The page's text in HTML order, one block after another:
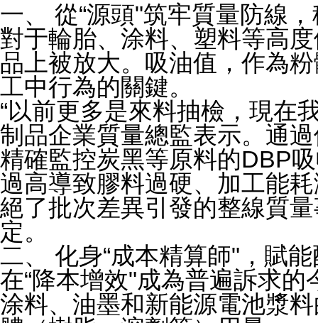
一、 從“源頭"筑牢質量防線
對于輪胎、涂料、塑料等高
品上被放大。吸油值，作為
工中行為的關鍵。
“以前更多是來料抽檢，現在
制品企業質量總監表示。通
精確監控炭黑等原料的DBP
過高導致膠料過硬、加工能
絕了批次差異引發的整線質
定。
二、 化身“成本精算師"，賦
在“降本增效"成為普遍訴求
涂料、油墨和新能源電池漿